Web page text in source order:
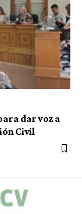
dar voz a
Civil